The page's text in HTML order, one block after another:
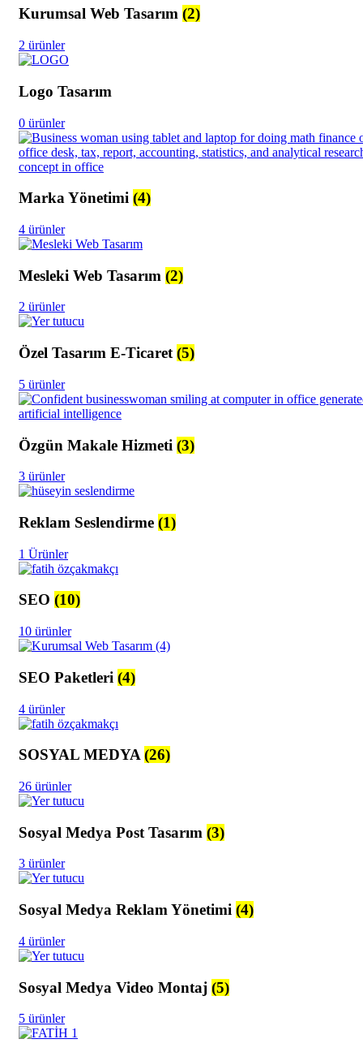
Kurumsal Web Tasarım (2)
2 ürünler
Logo Tasarım
0 ürünler
Marka Yönetimi (4)
4 ürünler
Mesleki Web Tasarım (2)
2 ürünler
Özel Tasarım E-Ticaret (5)
5 ürünler
Özgün Makale Hizmeti (3)
3 ürünler
Reklam Seslendirme (1)
1 Ürünler
SEO (10)
10 ürünler
SEO Paketleri (4)
4 ürünler
SOSYAL MEDYA(26)
26 ürünler
Sosyal Medya Post Tasarım (3)
3 ürünler
Sosyal Medya Reklam Yönetimi (4)
4 ürünler
Sosyal Medya Video Montaj (5)
5 ürünler